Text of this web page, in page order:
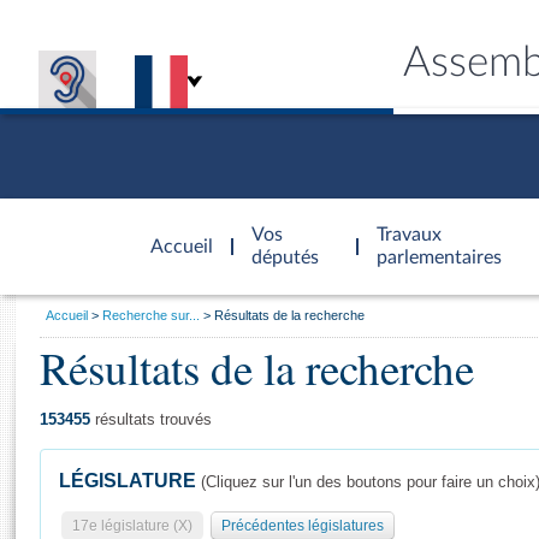
Accueil
d'accueil
Vos
députés
Travaux
parlementaires
Général
Vous
Accueil Recherche sur... Résultats de la recherche
Résultats de la recherche
153455 résultats trouvés
LÉGISLATURE (Cliquez sur l'un des boutons pour faire un choix)
17e législature (X) Précédentes législatures